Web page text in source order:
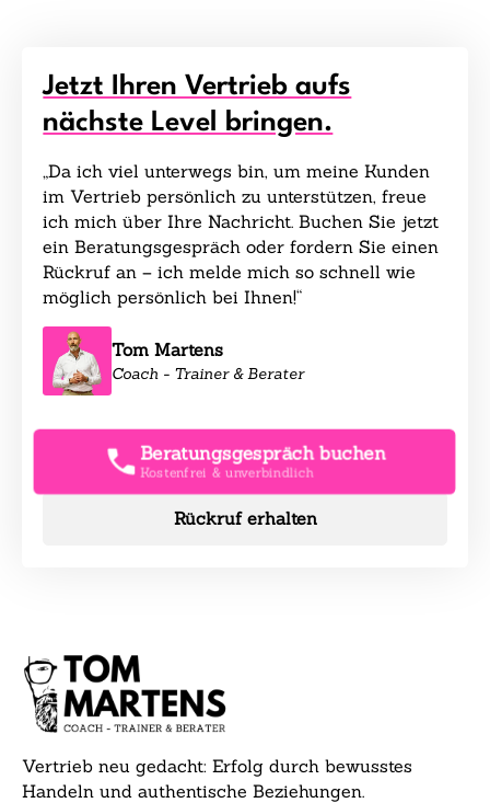
Jetzt Ihren Vertrieb aufs
nächste Level bringen.
„Da ich viel unterwegs bin, um meine Kunden
im Vertrieb persönlich zu unterstützen, freue
ich mich über Ihre Nachricht. Buchen Sie jetzt
ein Beratungsgespräch oder fordern Sie einen
Rückruf an – ich melde mich so schnell wie
möglich persönlich bei Ihnen!“
Tom Martens
Coach - Trainer & Berater
Beratungsgespräch buchen
Kostenfrei & unverbindlich
Rückruf erhalten
Vertrieb neu gedacht: Erfolg durch bewusstes
Handeln und authentische Beziehungen.